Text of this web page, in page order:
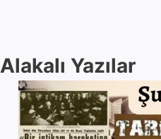
Alakalı Yazılar